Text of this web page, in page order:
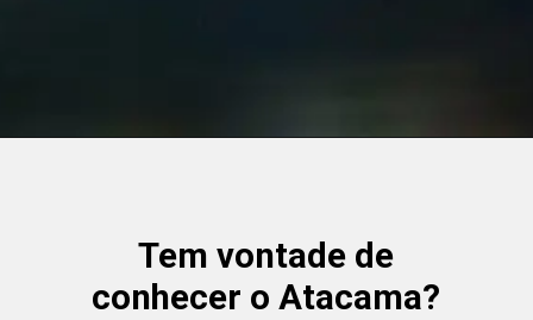
Tem vontade de
conhecer o Atacama?